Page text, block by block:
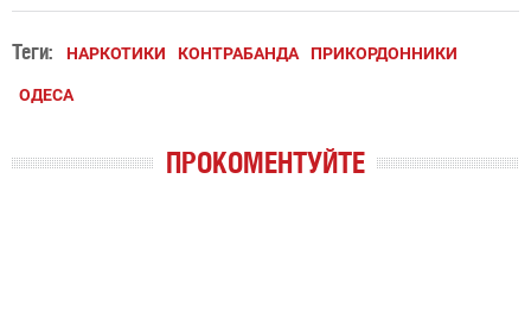
Теги: НАРКОТИКИ КОНТРАБАНДА ПРИКОРДОННИКИ
ОДЕСА
ПРОКОМЕНТУЙТЕ